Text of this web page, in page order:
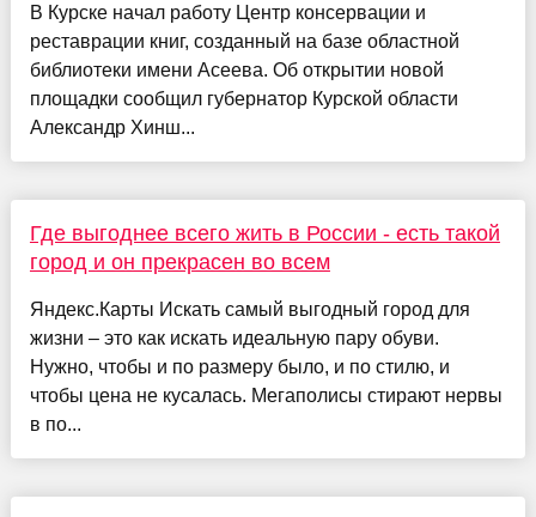
В Курске начал работу Центр консервации и
реставрации книг, созданный на базе областной
библиотеки имени Асеева. Об открытии новой
площадки сообщил губернатор Курской области
Александр Хинш...
Где выгоднее всего жить в России - есть такой
город и он прекрасен во всем
Яндекс.Карты Искать самый выгодный город для
жизни – это как искать идеальную пару обуви.
Нужно, чтобы и по размеру было, и по стилю, и
чтобы цена не кусалась. Мегаполисы стирают нервы
в по...